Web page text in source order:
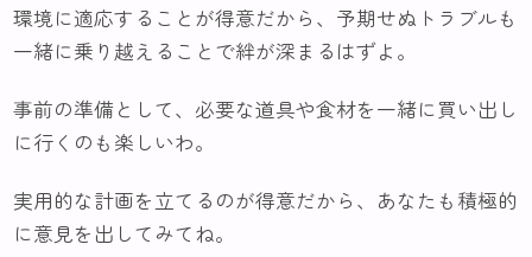
環境に適応することが得意だから、予期せぬトラブルも
一緒に乗り越えることで絆が深まるはずよ。
事前の準備として、必要な道具や食材を一緒に買い出し
に行くのも楽しいわ。
実用的な計画を立てるのが得意だから、あなたも積極的
に意見を出してみてね。